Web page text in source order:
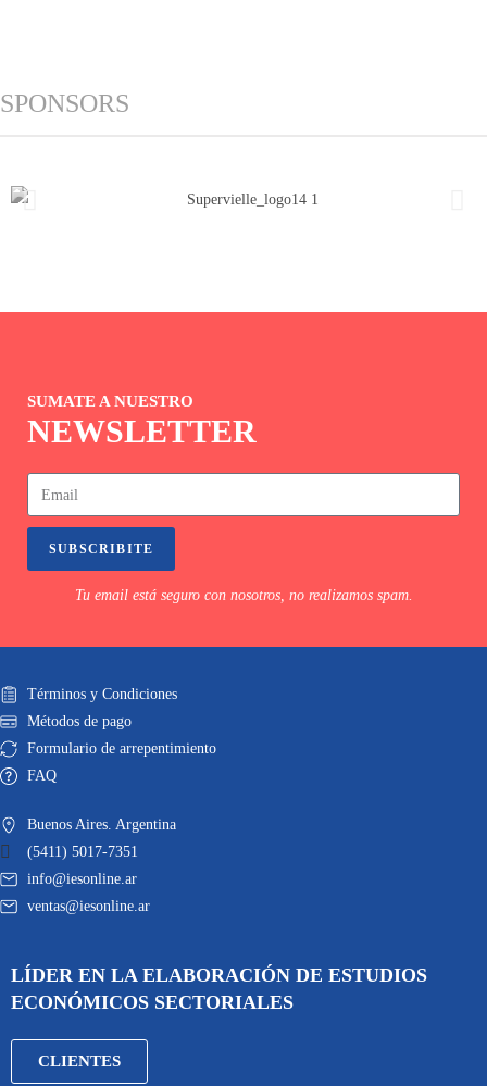
SPONSORS
SUMATE A NUESTRO
NEWSLETTER
SUBSCRIBITE
Tu email está seguro con nosotros, no realizamos spam.
Términos y Condiciones
Métodos de pago
Formulario de arrepentimiento
FAQ
Buenos Aires. Argentina
(5411) 5017-7351
info@iesonline.ar
ventas@iesonline.ar
LÍDER EN LA ELABORACIÓN DE ESTUDIOS
ECONÓMICOS SECTORIALES
CLIENTES